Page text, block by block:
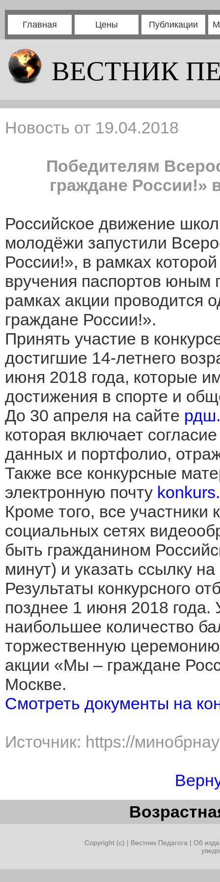
Главная Цены Публикации
ВЕСТНИК
Новость от 19.04.2018
Победителям
граждане России!»
Российское движение
молодёжи запустили
России!», в рамках
вручения паспортов
рамках акции проводится
граждане России!».
Принять участие в
достигшие 14-летнего
июня 2018 года, которые
достижения в спорте и
До 30 апреля на сайте
которая включает
данных и портфолио,
Также все конкурсные
электронную почту
Кроме того, все
социальных сетях
быть гражданином
минут) и указать ссылку
Результаты конкурсного
позднее 1 июня 2018
наибольшее количество
торжественную
акции «Мы – граждане
Москве.
Смотреть документы на
Источник: https://
Copyright (c) | Вестник Педагога | Об